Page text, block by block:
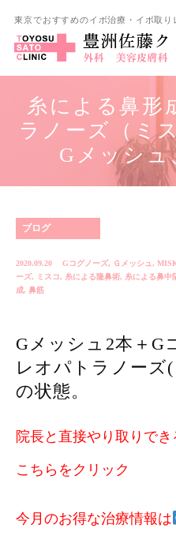
東京でおすすめのイボ治療・イボ取り
糸による鼻形
ラノーズ（ミ
Gメッシ
ブログ
2020.09.20 Gコグノーズ, Ｇメッシュ,
ーズ, ミスコ, 糸による隆鼻術, 糸による鼻中
成, 鼻筋
Gメッシュ2本＋G
レオパトラノーズ
の状態。
院長と直接やり取りで
こちらをクリック
今月のお得な治療情報は